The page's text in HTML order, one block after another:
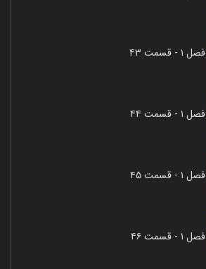
فصل ۱ - قسمت ۴۳
فصل ۱ - قسمت ۴۴
فصل ۱ - قسمت ۴۵
فصل ۱ - قسمت ۴۶